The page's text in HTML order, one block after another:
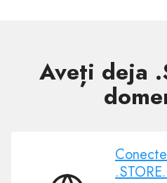
Aveți deja